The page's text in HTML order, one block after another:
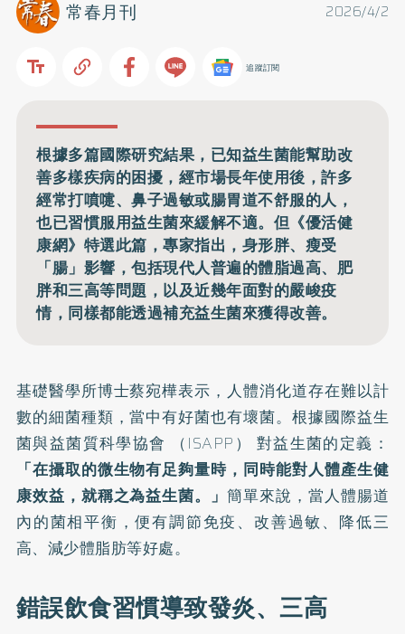
2026/4/2
常春月刊
追蹤訂閱
根據多篇國際研究結果，已知益生菌能幫助改
善多樣疾病的困擾，經市場長年使用後，許多
經常打噴嚏、鼻子過敏或腸胃道不舒服的人，
也已習慣服用益生菌來緩解不適。但《優活健
康網》特選此篇，專家指出，身形胖、瘦受
「腸」影響，包括現代人普遍的體脂過高、肥
胖和三高等問題，以及近幾年面對的嚴峻疫
情，同樣都能透過補充益生菌來獲得改善。
基礎醫學所博士蔡宛樺表示，人體消化道存在難以計
數的細菌種類，當中有好菌也有壞菌。根據國際益生
菌與益菌質科學協會 （ISAPP） 對益生菌的定義：
「在攝取的微生物有足夠量時，同時能對人體產生健
康效益，就稱之為益生菌。」簡單來說，當人體腸道
內的菌相平衡，便有調節免疫、改善過敏、降低三
高、減少體脂肪等好處。
錯誤飲食習慣導致發炎、三高